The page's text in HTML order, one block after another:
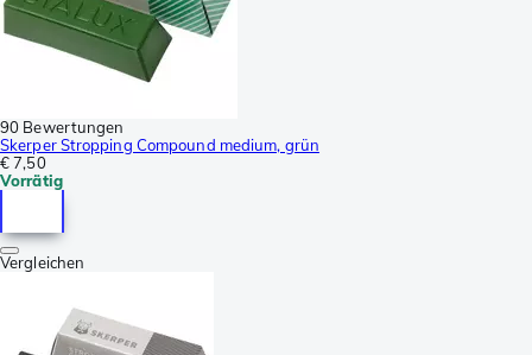
90 Bewertungen
Skerper Stropping Compound medium, grün
€ 7,50
Vorrätig
Vergleichen